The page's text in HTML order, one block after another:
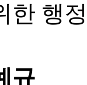
한 행
규